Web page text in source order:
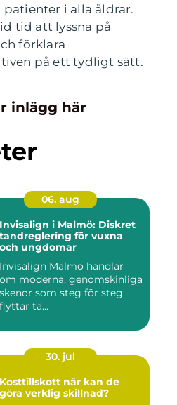
i alla åldrar.
tid att lyssna på
förklara
på ett tydligt sätt.
inlägg här
06. aug
Invisalign i Malmö: Diskret
tandreglering för vuxna
och ungdomar
Invisalign Malmö handlar
om moderna, genomskinliga
skenor som steg för steg
flyttar tä...
30. jul
Kosttillskott när kan de
göra verklig skillnad?